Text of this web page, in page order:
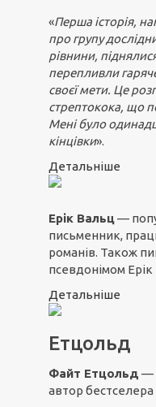
«Перша історія,
про групу
рівнини,
перепливли
своєї мети. Це
стрептокока, що
Мені було
кінцівки».
Детальніше
Ерік Вальц—
письменник,
романів. Також
псевдонімом Ерік
Детальніше
Етцольд
Файт Етцольд —
автор бестселера